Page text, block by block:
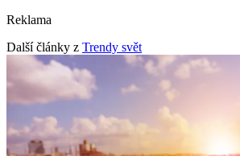
Reklama
Další články z Trendy svět